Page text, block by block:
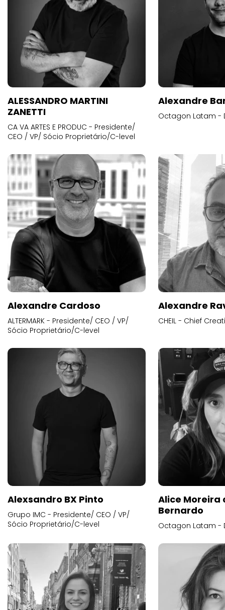
ALESSANDRO MARTINI
ZANETTI
CA VA ARTES E PRODUC - Presidente/
CEO / VP/ Sócio Proprietário/C-level
Alexandre
Octagon Latam -
Alexandre Cardoso
ALTERMARK - Presidente/ CEO / VP/
Sócio Proprietário/C-level
Alexandre
CHEIL - Chief
Alexsandro BX Pinto
Grupo IMC - Presidente/ CEO / VP/
Sócio Proprietário/C-level
Alice
Bernardo
Octagon Latam -